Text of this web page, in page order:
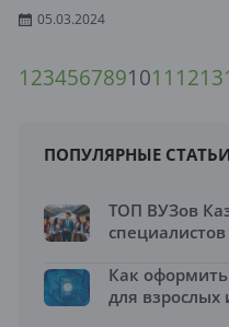
05.03.2024
1234567891011 1213
ПОПУЛЯРНЫЕ СТАТЬИ
ТОП ВУЗов
Как
для взрослых